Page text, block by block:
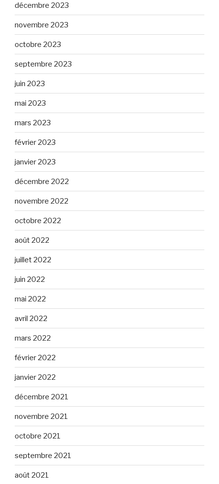
décembre 2023
novembre 2023
octobre 2023
septembre 2023
juin 2023
mai 2023
mars 2023
février 2023
janvier 2023
décembre 2022
novembre 2022
octobre 2022
août 2022
juillet 2022
juin 2022
mai 2022
avril 2022
mars 2022
février 2022
janvier 2022
décembre 2021
novembre 2021
octobre 2021
septembre 2021
août 2021